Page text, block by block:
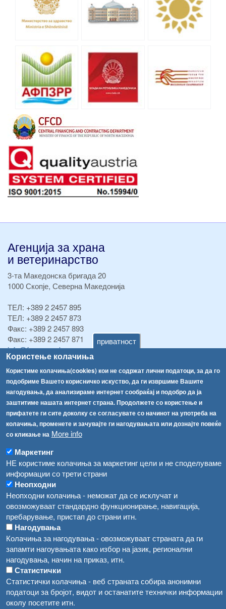
приватност
Користење колачиња
Користиме колачиња(cookies) кои не содржат лични податоци, за да го
подобриме Вашето корисничко искуство, да ги извршиме Вашите
нагодувања, да анализираме интернет сообраќај и подобро да ја
заштитиме нашата интернет страна. Продолжете со користење и
прифатете ги сите доколку се согласувате со начинот на употреба на
колачиња, променете и зачувајте ги нагодувањата или дознајте повеќе
со кликање на More info
Маркетинг
НЕ користиме колачиња за маркетинг цели и не споделуваме
информации со трети страни
Неопходни
Неопходни колачиња - неможат да се исклучат и
овозможуваат стандардно функционирање, навигација,
пребарување, пристап до страни итн.
Нагодувања
Колачиња за нагодувања - овозможуваат страната да ги
запамти нагоувањата како избор на јазик, регионални
нагодувања, начин на приказ, итн.
Статистички
Статистички колачиња - веб страната собира анонимни
податоци за бројот, видот и останатите технички информации
околу посетите итн.
Агенција за храна
и ветеринарство
3-та Македонска бригада 20
1000 Скопје, Северна Македонија
ТЕЛ: +389 2 2457 895
ТЕЛ: +389 2 2457 873
Факс: +389 2 2457 893
Факс: +389 2 2457 871
info@fva.gov.mk
[АХВ-претходна страна]
Соопштенија
Република Бугарија ги засили официјалните контроли при увоз на свежо овошје и зеленчук
Високите температури ризик од труење со храна, опасни се и за животните
Водата во Гостивар може да се користи како техничка, продолжува испораката на флаширана вода
Во Гостивар спроведени 70 вонредни контроли
Забраната за водата во Гостивар останува на сила, операторите да користат само технички безбедна вода
Навигација
Архива
Регистри
Обрасци
Огласи